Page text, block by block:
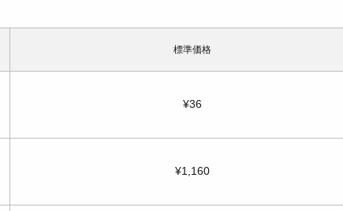
標準価格
¥36
¥1,160